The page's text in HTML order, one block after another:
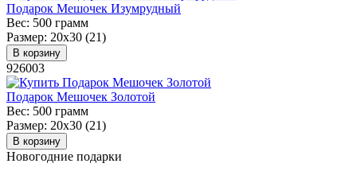
Подарок Мешочек Изумрудный
Вес: 500 грамм
Размер: 20х30 (21)
В корзину
926003
Подарок Мешочек Золотой
Вес: 500 грамм
Размер: 20х30 (21)
В корзину
Новогодние подарки